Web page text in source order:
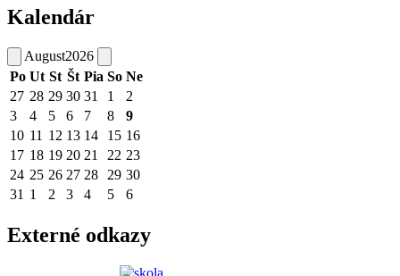
Kalendár
August2026
Po Ut St Št Pia So Ne
27 28 29 30 31 1
2
3
4 5 6 7 8
9
10 11 12 13 14 15 16
17 18 19 20 21 22 23
24 25 26 27 28 29 30
31 1 2 3 4 5 6
Externé odkazy